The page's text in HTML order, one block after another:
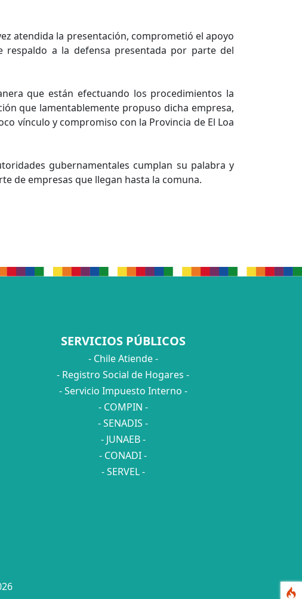
atendida la presentación, comprometió el apoyo
a la defensa presentada por parte del
que están efectuando los procedimientos la
que lamentablemente propuso dicha empresa,
vínculo y compromiso con la Provincia de El Loa
gubernamentales cumplan su palabra y
de empresas que llegan hasta la comuna.
SERVICIOS PÚBLICOS
- Chile Atiende -
- Registro Social de Hogares -
- Servicio Impuesto Interno -
- COMPIN -
- SENADIS -
- JUNAEB -
- CONADI -
- SERVEL -